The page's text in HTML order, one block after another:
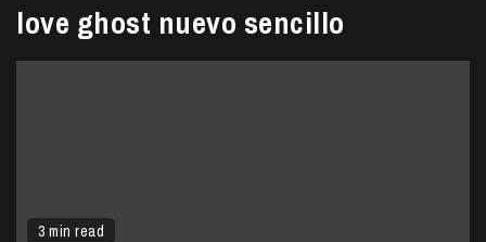
love ghost nuevo sencillo
3 min read